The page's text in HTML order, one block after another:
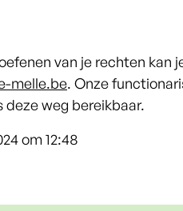
van je rechten
melle.be. Onze
weg bereikbaar.
om 12:48